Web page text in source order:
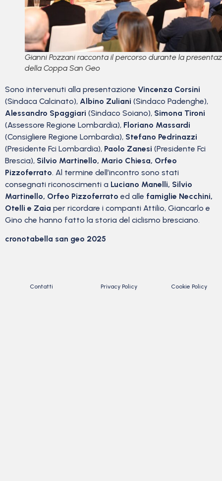
Gianni Pozzani racconta il percorso durante la
della Coppa San Geo
Sono intervenuti alla presentazione Vincenza Corsini
(Sindaca Calcinato), Albino Zuliani (Sindaco Padenghe),
Alessandro Spaggiari (Sindaco Soiano), Simona Tironi
(Assessore Regione Lombardia), Floriano Massardi
(Consigliere Regione Lombardia), Stefano Pedrinazzi
(Presidente Fci Lombardia), Paolo Zanesi (Presidente Fci
Brescia), Silvio Martinello, Mario Chiesa, Orfeo
Pizzoferrato. Al termine dell’incontro sono stati
consegnati riconoscimenti a Luciano Manelli, Silvio
Martinello, Orfeo Pizzoferrato ed alle famiglie Necchini,
Otelli e Zaia per ricordare i companti Attilio, Giancarlo e
Gino che hanno fatto la storia del ciclismo bresciano.
cronotabella san geo 2025
Contatti Privacy Policy Cookie Policy